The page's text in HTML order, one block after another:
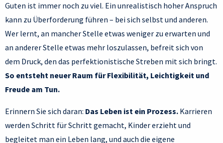
Guten ist immer noch zu viel. Ein unrealistisch hoher Anspruch
kann zu Überforderung führen – bei sich selbst und anderen.
Wer lernt, an mancher Stelle etwas weniger zu erwarten und
an anderer Stelle etwas mehr loszulassen, befreit sich von
dem Druck, den das perfektionistische Streben mit sich bringt.
So entsteht neuer Raum für Flexibilität, Leichtigkeit und
Freude am Tun.
Erinnern Sie sich daran: Das Leben ist ein Prozess. Karrieren
werden Schritt für Schritt gemacht, Kinder erzieht und
begleitet man ein Leben lang, und auch die eigene